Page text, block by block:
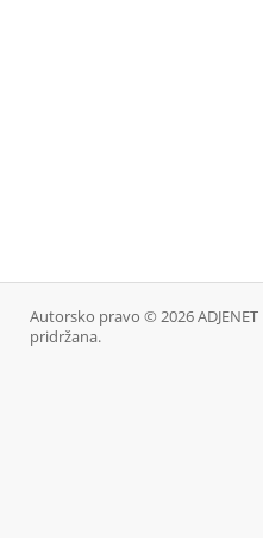
Autorsko pravo © 2026 ADJENET
pridržana.